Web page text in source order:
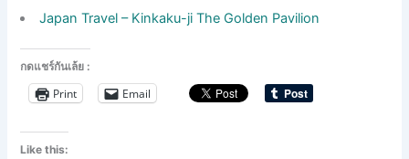
Japan Travel – Kinkaku-ji The Golden Pavilion
กดแชร์กันเล้ย :
Print Email
Like this: